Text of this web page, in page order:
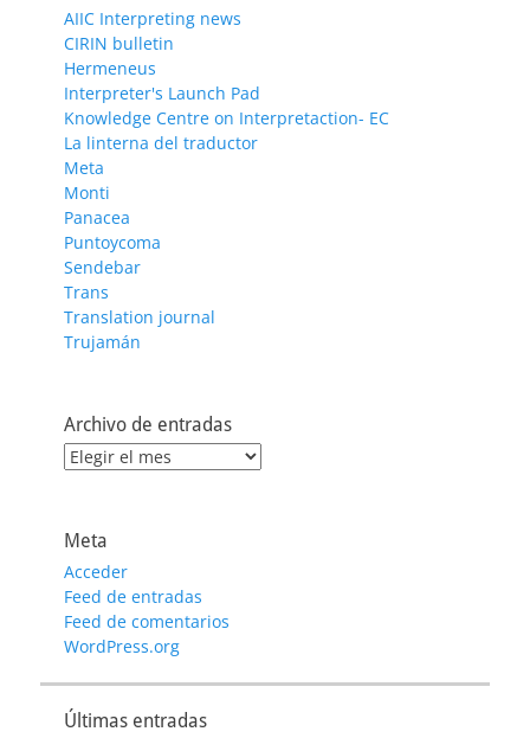
AIIC Interpreting news
CIRIN bulletin
Hermeneus
Interpreter's Launch Pad
Knowledge Centre on Interpretaction- EC
La linterna del traductor
Meta
Monti
Panacea
Puntoycoma
Sendebar
Trans
Translation journal
Trujamán
Archivo de entradas
Archivo
Meta
Acceder
Feed de entradas
Feed de comentarios
WordPress.org
Últimas entradas